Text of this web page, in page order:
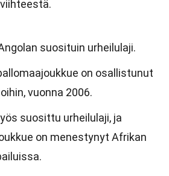
suosituin urheilulaji.
on osallistunut
vuonna 2006.
suosittu urheilulaji, ja
on menestynyt Afrikan